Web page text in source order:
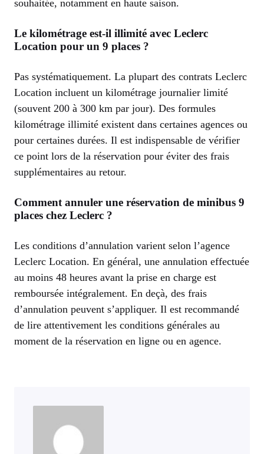
souhaitée, notamment en haute saison.
Le kilométrage est-il illimité avec Leclerc
Location pour un 9 places ?
Pas systématiquement. La plupart des contrats Leclerc
Location incluent un kilométrage journalier limité
(souvent 200 à 300 km par jour). Des formules
kilométrage illimité existent dans certaines agences ou
pour certaines durées. Il est indispensable de vérifier
ce point lors de la réservation pour éviter des frais
supplémentaires au retour.
Comment annuler une réservation de minibus 9
places chez Leclerc ?
Les conditions d’annulation varient selon l’agence
Leclerc Location. En général, une annulation effectuée
au moins 48 heures avant la prise en charge est
remboursée intégralement. En deçà, des frais
d’annulation peuvent s’appliquer. Il est recommandé
de lire attentivement les conditions générales au
moment de la réservation en ligne ou en agence.